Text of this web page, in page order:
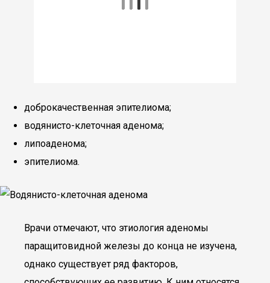
доброкачественная эпителиома;
водянисто-клеточная аденома;
липоаденома;
эпителиома.
Врачи отмечают, что этиология аденомы
паращитовидной железы до конца не изучена,
однако существует ряд факторов,